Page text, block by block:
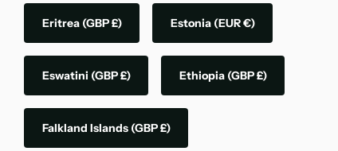
Eritrea (GBP £) Estonia (EUR €)
Eswatini (GBP £) Ethiopia (GBP £)
Falkland Islands (GBP £)